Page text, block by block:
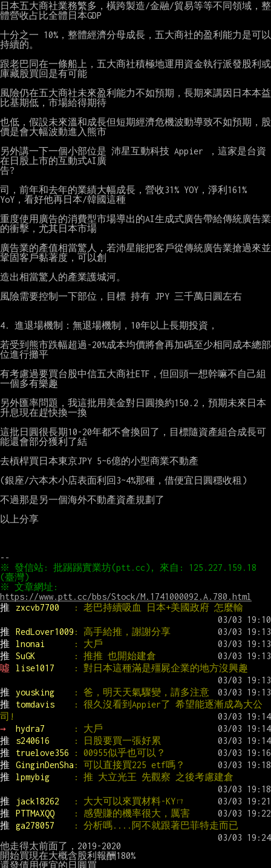
日本五大商社業務繁多，橫跨製造/金融/貿易等等不同領域，整
體營收占比全體日本GDP
十分之一 10%，整體經濟分母成長，五大商社的盈利能力是可以
持續的。
跟老巴同在一條船上，五大商社積極地運用資金執行派發股利或
庫藏股買回是有可能
風險仍在五大商社未來盈利能力不如預期，長期來講因日本本益
比基期低，市場給得期待
也低，假設未來溫和成長但短期經濟危機波動導致不如預期，股
價是會大幅波動進入熊市
另外講一下一個小部位是 沛星互動科技 Appier ，這家是台資
在日股上市的互動式AI廣
告?
司，前年和去年的業績大幅成長，營收31% YOY，淨利161%
YoY，看好他再日本/韓國這種
重度使用廣告的消費型市場導出的AI生成式廣告帶給傳統廣告業
的衝擊，尤其日本市場
廣告業的產值相當驚人，若沛星能把客戶從傳統廣告業搶過來並
鞏固客戶黏著度，可以創
造出相當驚人的產業護城河。
風險需要控制一下部位，目標 持有 JPY 三千萬日圓左右
4. 進退場機制：無退場機制，10年以上長期投資，
若受到熊市跌幅超過-20%成本均價將會再加碼至少相同成本總部
位進行攤平
有考慮過要買台股中信五大商社ETF，但回頭一想幹嘛不自己組
一個多有樂趣
另外匯率問題，我這批用美金對日圓換約150.2，預期未來日本
升息現在趕快換一換
這批日圓很長期10-20年都不會換回了，目標隨資產組合成長可
能還會部分獲利了結
去槓桿買日本東京JPY 5~6億的小型商業不動產
(銀座/六本木小店表面利回3~4%那種，借便宜日圓穩收租)
不過那是另一個海外不動產資產規劃了
以上分享
※ 發信站: 批踢踢實業坊(ptt.cc), 來自: 125.227.159.18
https://www.ptt.cc/bbs/Stock/M.1741000092.A.780.html
推
zxcvb7700 : 老巴持續吸血 日本+美國政府 怎麼輸
推 RedLover1009 : 高手給推，謝謝分享
推
lnonai
: 大戶
推
SuGK
: 推推 也開始建倉
噓
lise1017 : 對日本這種滿是殭屍企業的地方沒興趣
推 yousking
: 爸，明天天氣驟變，請多注意
推
tomdavis
: 很久沒看到Appier了 希望能逐漸成為大公
司!
→
hydra7
: 大戶
推
s240616
: 日股要買一張好累
推
truelove356
: 00955似乎也可以？
推
GinginDenSha : 可以直接買225 etf嗎？
推
lpmybig : 推 大立光王 先觀察 之後考慮建倉
推 jack18262
: 大大可以來買材料-KYㄇ
推
PTTMAXQQ
: 感覺賺的機率很大，厲害
推
ga278057
: 分析嗎....阿不就跟著巴菲特走而已
他走得太前面了，2019-2020
開始買現在大概含股利報酬180%
還發債用便宜的日圓買